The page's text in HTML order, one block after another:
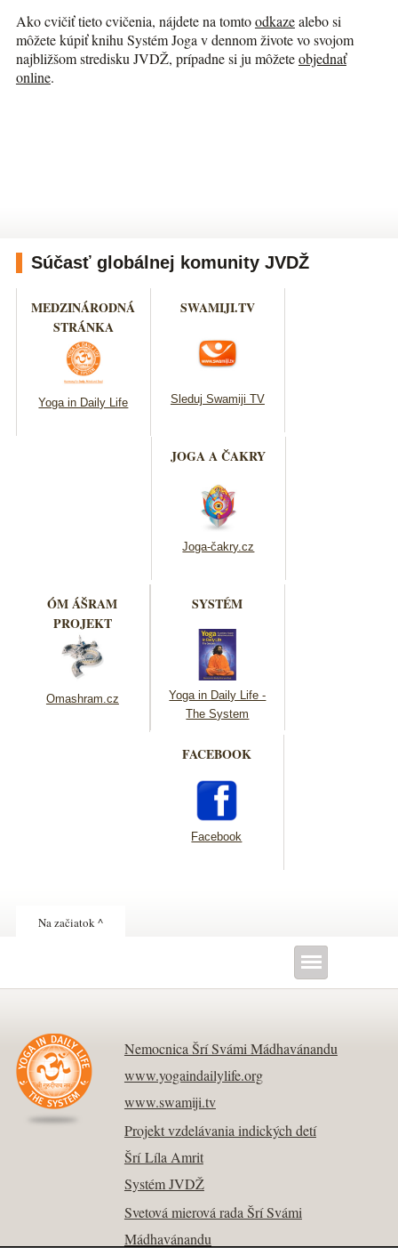
Ako cvičiť tieto cvičenia, nájdete na tomtoodkazealebo si
môžete kúpiť knihu Systém Joga v dennom živote vo svojom
najbližšom stredisku JVDŽ, prípadne si ju môžeteobjednať
online.
Súčasť globálnej komunity JVDŽ
MEDZINÁRODNÁ
STRÁNKA
Yoga in Daily Life
SWAMIJI.TV
Sleduj Swamiji TV
JOGA A ČAKRY
Joga-čakry.cz
ÓM ÁŠRAM
PROJEKT
Omashram.cz
SYSTÉM
Yoga in Daily Life -
The System
FACEBOOK
Facebook
Na začiatok ^
Nemocnica Šrí Svámi Mádhavánandu
www.yogaindailylife.org
www.swamiji.tv
Projekt vzdelávania indických detí
Šrí Líla Amrit
Systém JVDŽ
Svetová mierová rada Šrí Svámi
Mádhavánandu